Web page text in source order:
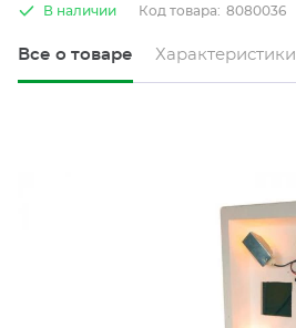
В наличии Код товара: 8080036
Все о товаре Характеристики